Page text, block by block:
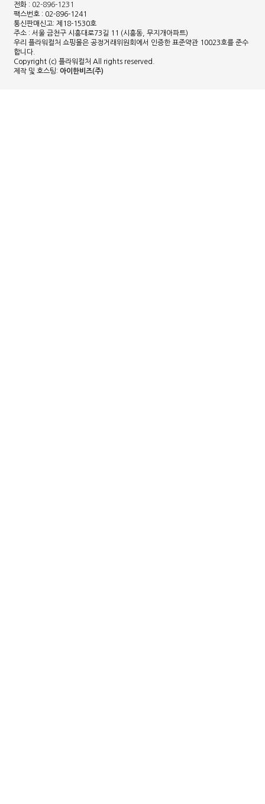
전화 : 02-896-1231
팩스번호 : 02-896-1241
통신판매신고: 제18-1530호
주소 : 서울 금천구 시흥대로73길 11 (시흥동, 무지개아파트)
우리 플라워컬처 쇼핑몰은 공정거래위원회에서 인증한 표준약관 10023호를 준수
합니다.
Copyright (c) 플라워컬처 All rights reserved.
제작 및 호스팅: 아이한비즈(주)